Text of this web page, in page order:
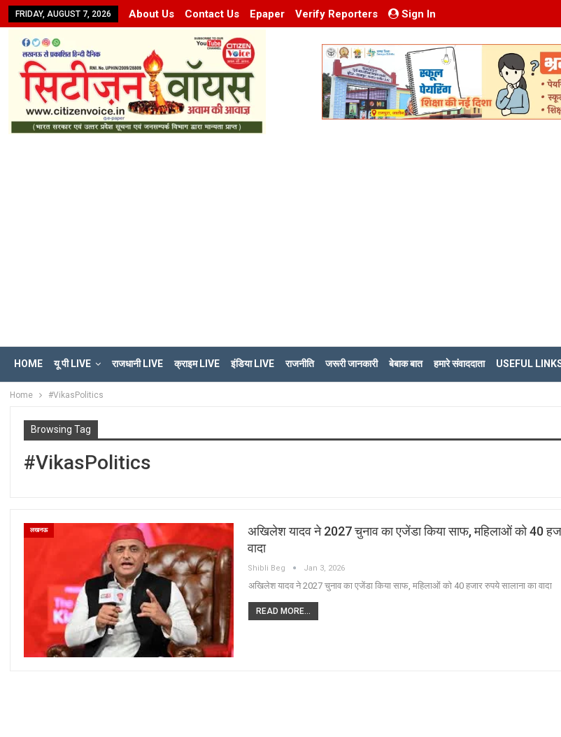
FRIDAY, AUGUST 7, 2026 About Us Contact Us Epaper Verify Reporters Sign In
HOME यू पी LIVE राजधानी LIVE क्राइम LIVE इंडिया LIVE राजनीति जरूरी जानकारी बेबाक बात हमारे संवाददाता USEFUL
Home #VikasPolitics
Browsing Tag
#VikasPolitics
लखनऊ
अखिलेश यादव ने 2027 चुनाव का एजेंडा किया साफ, महिलाओं को 40
वादा
Shibli Beg Jan 3, 2026
अखिलेश यादव ने 2027 चुनाव का एजेंडा किया साफ, महिलाओं को 40 हजार रुपये सालाना का वादा
READ MORE...